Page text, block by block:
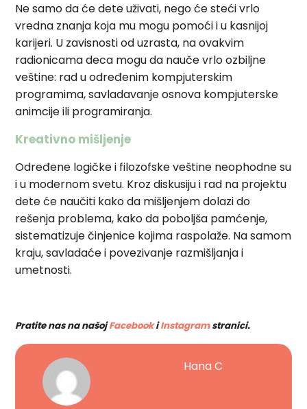
Ne samo da će dete uživati, nego će steći vrlo
vredna znanja koja mu mogu pomoći i u kasnijoj
karijeri. U zavisnosti od uzrasta, na ovakvim
radionicama deca mogu da nauče vrlo ozbiljne
veštine: rad u određenim kompjuterskim
programima, savladavanje osnova kompjuterske
animcije ili programiranja.
Kreativno mišljenje
Određene logičke i filozofske veštine neophodne su
i u modernom svetu. Kroz diskusiju i rad na projektu
dete će naučiti kako da mišljenjem dolazi do
rešenja problema, kako da poboljša pamćenje,
sistematizuje činjenice kojima raspolaže. Na samom
kraju, savladaće i povezivanje razmišljanja i
umetnosti.
Pratite nas na našojFacebookiInstagramstranici.
Hana C